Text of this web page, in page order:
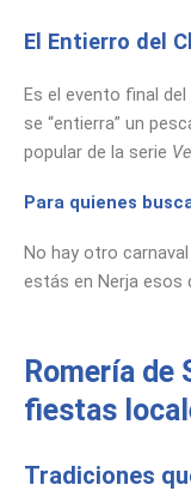
El Entierro del
Es el evento final
se “entierra” un
popular de la serie
Para quienes
No hay otro
estás en Nerja esos
Romería de
fiestas
Tradiciones